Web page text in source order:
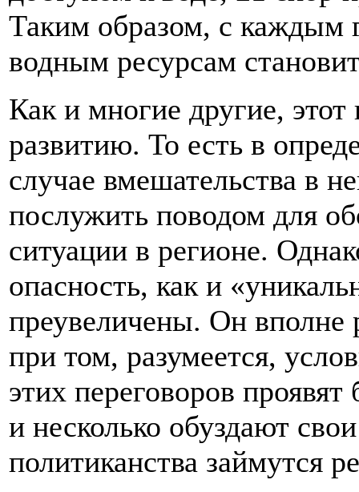
Таким образом, с каждым
водным ресурсам
Как и многие другие,
развитию. То есть в
случае вмешательства в
послужить поводом для
ситуации в регионе.
опасность, как и
преувеличены. Он вполне
при том, разумеется,
этих переговоров
и несколько обуздают
политиканства займутся